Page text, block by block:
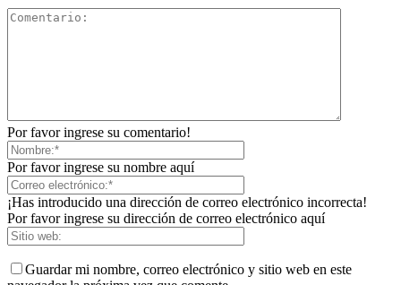
Por favor ingrese su comentario!
Por favor ingrese su nombre aquí
¡Has introducido una dirección de correo electrónico incorrecta!
Por favor ingrese su dirección de correo electrónico aquí
Guardar mi nombre, correo electrónico y sitio web en este